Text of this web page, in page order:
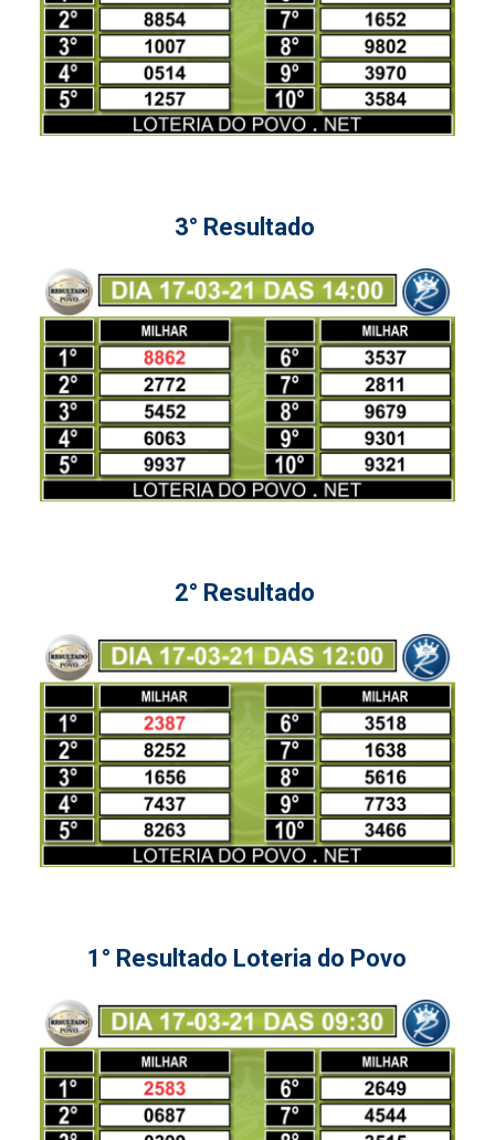
3° Resultado
2° Resultado
1° Resultado Loteria do Povo